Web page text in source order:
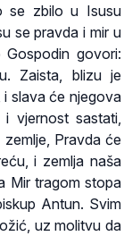
se zbilo u Isusu
se pravda i mir u
govori:
Zaista, blizu je
slava će njegova
vjernost sastati,
Pravda će
i zemlja naša
Mir tragom stopa
Antun. Svim
uz molitvu da